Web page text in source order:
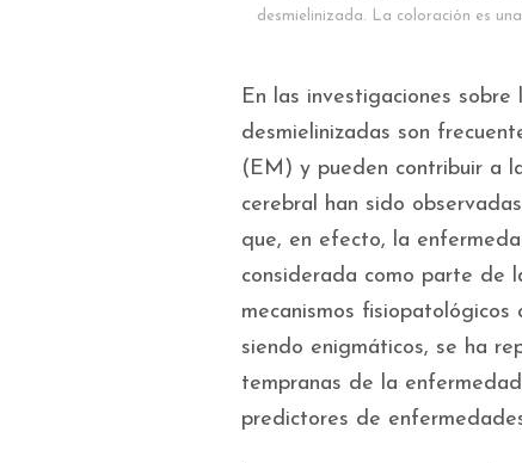
desmielinizada. La coloración es
En las investigaciones
desmielinizadas son
(EM) y pueden contribuir a
cerebral han sido
que, en efecto, la
considerada como parte de
mecanismos
siendo enigmáticos, se ha
tempranas de la
predictores de